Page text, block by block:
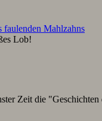
faulenden Mahlzahns
Lob!
Zeit die